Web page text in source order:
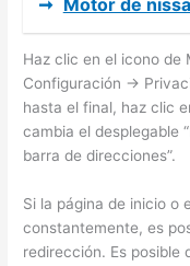
Haz clic en el icono de
Configuración ->
hasta el final, haz clic
cambia el desplegable
barra de direcciones”.
Si la página de inicio o
constantemente, es
redirección. Es posible